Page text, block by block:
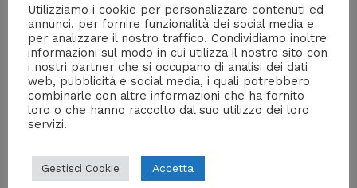
robottoni e divoro serie tv in lingua originale. Su Lega
Nerd sono autore di livello 36, con più di 300 articoli
pubblicati. La frase che preferisco è: "La cultura è il
nostro passaporto per il futuro. Il domani appartiene
alle persone che si preparano oggi" - Malcom X
←Media precedente
Utilizziamo i cookie per personalizzare contenuti ed
annunci, per fornire funzionalità dei social media e
per analizzare il nostro traffico. Condividiamo inoltre
informazioni sul modo in cui utilizza il nostro sito con
i nostri partner che si occupano di analisi dei dati
web, pubblicità e social media, i quali potrebbero
combinarle con altre informazioni che ha fornito
loro o che hanno raccolto dal suo utilizzo dei loro
servizi.
Gestisci Cookie Accetta